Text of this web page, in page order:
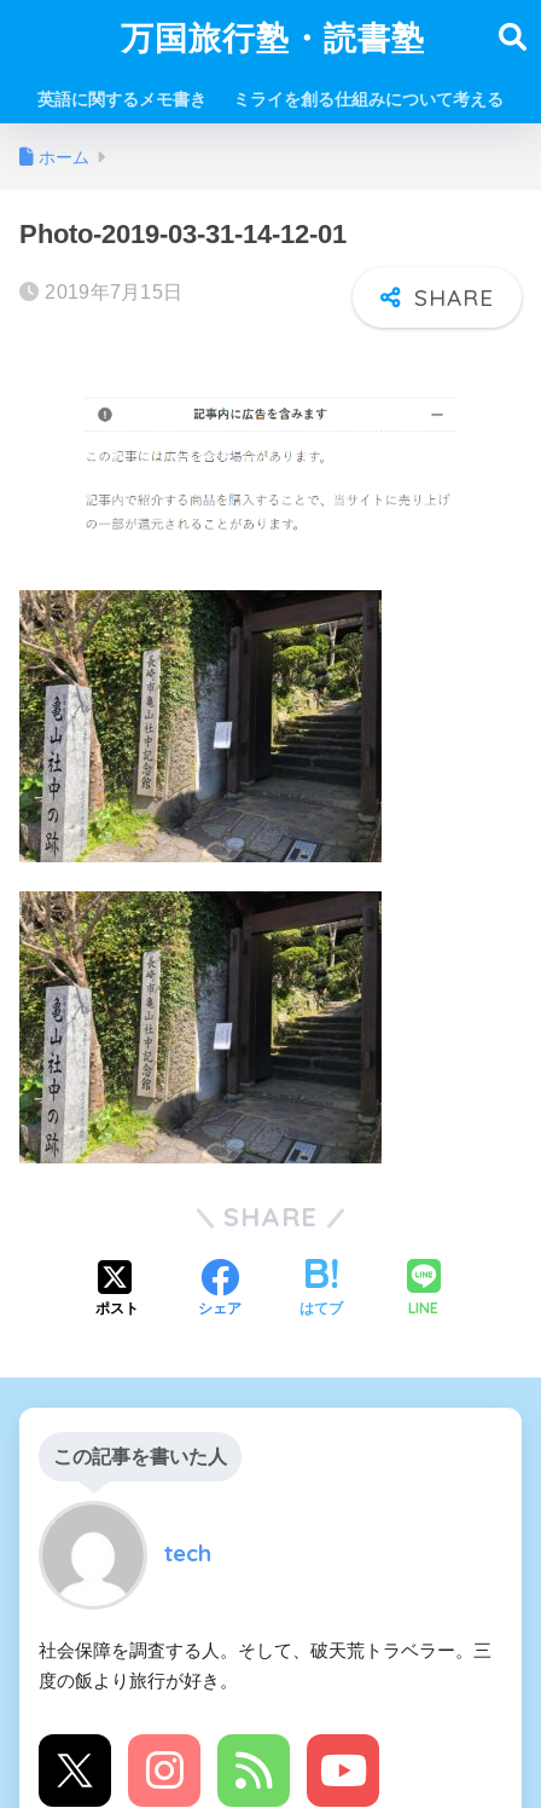
万国旅行塾・読書塾
英語に関するメモ書き ミライを創る仕組みについて考える
ホーム
Photo-2019-03-31-14-12-01
2019年7月15日
SHARE
ポスト シェア はてブ LINE
この記事を書いた人
tech
社会保障を調査する人。そして、破天荒トラベラー。三
度の飯より旅行が好き。